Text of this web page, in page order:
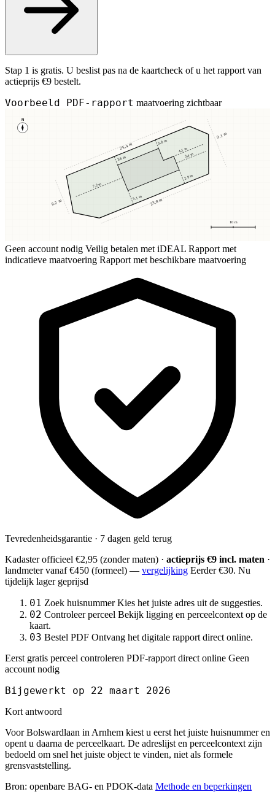
Stap 1 is gratis. U beslist pas na de kaartcheck of u het rapport van
actieprijs €9 bestelt.
Voorbeeld PDF-rapport maatvoering zichtbaar
N
10 m
3,8 m
3,8 m
5,1 m
2,9 m
7,2 m
3,4 m
4,1 m
25,4 m
23,8 m
8,2 m
9,1 m
Geen account nodig Veilig betalen met iDEAL Rapport met
indicatieve maatvoering Rapport met beschikbare maatvoering
Tevredenheidsgarantie · 7 dagen geld terug
Kadaster officieel €2,95 (zonder maten) · actieprijs €9 incl. maten ·
landmetervanaf €450 (formeel) — vergelijking Eerder €30. Nu
tijdelijk lager geprijsd
01 Zoek huisnummer Kies het juiste adres uit de suggesties.
02 Controleer perceel Bekijk ligging en perceelcontext op de
kaart.
03 Bestel PDF Ontvang het digitale rapport direct online.
Eerst gratis perceel controleren PDF-rapport direct online Geen
account nodig
Bijgewerkt op 22 maart 2026
Kort antwoord
Voor Bolswardlaan in Arnhem kiest u eerst het juiste huisnummer en
opent u daarna de perceelkaart. De adreslijst en perceelcontext zijn
bedoeld om snel het juiste object te vinden, niet als formele
grensvaststelling.
Bron: openbare BAG- en PDOK-data Methode en beperkingen